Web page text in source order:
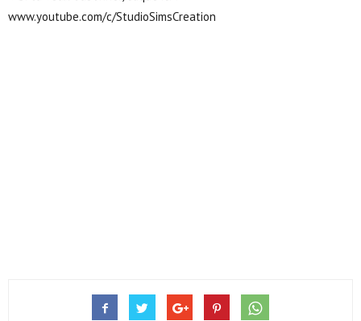
www.youtube.com/c/StudioSimsCreation